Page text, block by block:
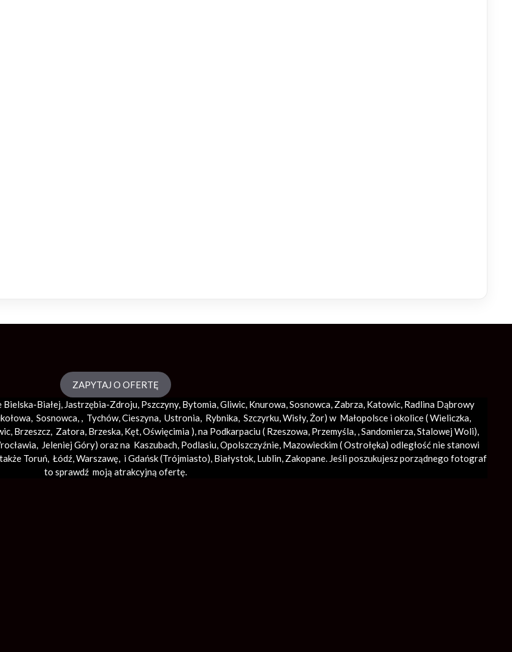
ZAPYTAJ O OFERTĘ
Bielska-Białej, Jastrzębia-Zdroju, Pszczyny, Bytomia, Gliwic, Knurowa, Sosnowca, Zabrza, Katowic, Radlina Dąbrowy
Sosnowca, , Tychów, Cieszyna, Ustronia, Rybnika, Szczyrku, Wisły, Żor) w Małopolsce i okolice (Wieliczka,
, Brzeszcz, Zatora, Brzeska, Kęt,Oświęcimia ), na Podkarpaciu ( Rzeszowa, Przemyśla, ,Sandomierza,Stalowej Woli),
, Jeleniej Góry) oraz na Kaszubach, Podlasiu, Opolszczyźnie, Mazowieckim ( Ostrołęka) odległość nie stanowi
Toruń, Łódź,Warszawę, i Gdańsk (Trójmiasto), Białystok, Lublin, Zakopane. Jeśli poszukujesz porządnego fotograf
to sprawdź moją atrakcyjną ofertę.